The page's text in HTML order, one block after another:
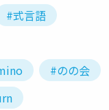
#式言語
#のの会